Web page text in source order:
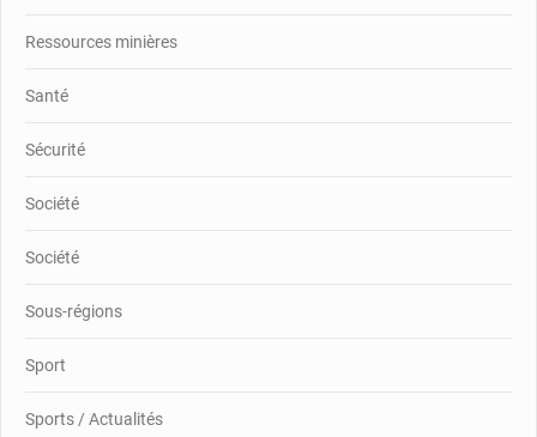
Ressources minières
Santé
Sécurité
Société
Société
Sous-régions
Sport
Sports / Actualités